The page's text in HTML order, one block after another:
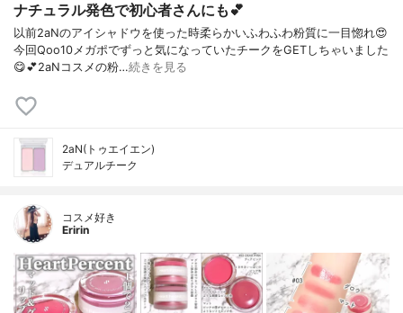
ナチュラル発色で初心者さんにも💕
以前2aNのアイシャドウを使った時柔らかいふわふわ粉質に一目惚れ😍⁡
今回Qoo10メガポでずっと気になっていたチークをGETしちゃいました
😋💕⁡2aNコスメの粉…続きを見る
2aN(トゥエイエン)
デュアルチーク
コスメ好き
Eririn